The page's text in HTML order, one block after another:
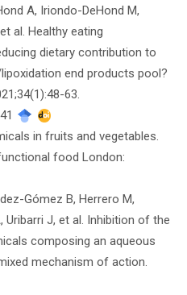
A, Iriondo-DeHond M,
al. Healthy eating
dietary contribution to
end products pool?
63.
in fruits and vegetables.
food London:
Gómez B, Herrero M,
Uribarri J, et al. Inhibition of the
composing an aqueous
mechanism of action.